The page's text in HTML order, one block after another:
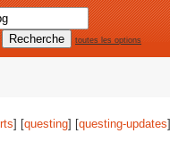
toutes les options
] [questing] [questing-updates]